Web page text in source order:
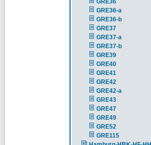
GRE36
GRE36-a
GRE36-b
GRE37
GRE37-a
GRE37-b
GRE39
GRE40
GRE41
GRE42
GRE42-a
GRE43
GRE47
GRE49
GRE52
GRE115